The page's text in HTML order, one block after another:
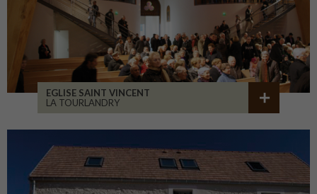
EGLISE SAINT VINCENT
LA TOURLANDRY